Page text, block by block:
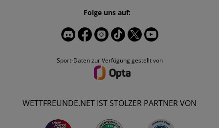
Sport-Daten zur Verfügung gestellt von
Folge uns auf:
WETTFREUNDE.NET IST STOLZER PARTNER VON